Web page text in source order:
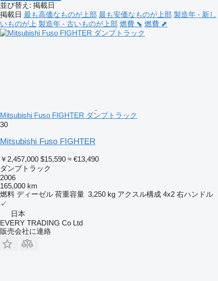
並び替え : 掲載日
掲載日 最も高価なものが上部 最も安価なものが上部 製造年 - 新し
いものが上 製造年 - 古いものが上部 燃費 ⬊ 燃費 ⬈
Mitsubishi Fuso FIGHTER ダンプトラック
30
Mitsubishi Fuso FIGHTER
￥2,457,000 $15,590 ≈ €13,490
ダンプトラック
2006
165,000 km
燃料 ディーゼル 荷重容量 3,250 kg アクスル構成 4x2 右ハンドル
✓
日本
EVERY TRADING Co Ltd
販売会社に連絡